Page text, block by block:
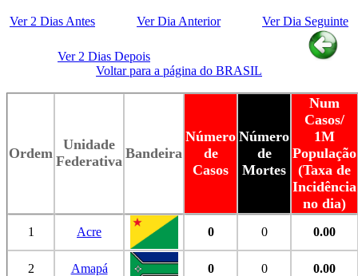
Ver 2 Dias Antes Ver Dia Anterior Ver Dia Seguinte
Ver 2 Dias Depois
Voltar para a página do BRASIL
Ordem
Unidade
Federativa Bandeira
Número
de
Casos
Número
de
Mortes
Num
Casos/
1M
População
(Taxa de
Incidência
no dia)
1 Acre 0 0 0.00
2 Amapá 0 0 0.00